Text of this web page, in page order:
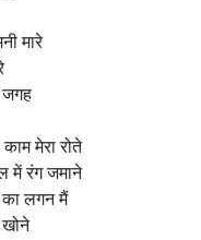
मारे
जगह
मेरा रोते
में रंग जमाने
का लगन मैं
खोने